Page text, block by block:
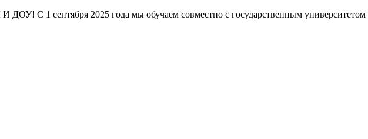
1 сентября 2025 года мы обучаем совместно с государственным университетом